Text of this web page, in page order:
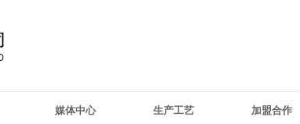
媒体中心 生产工艺 加盟合作